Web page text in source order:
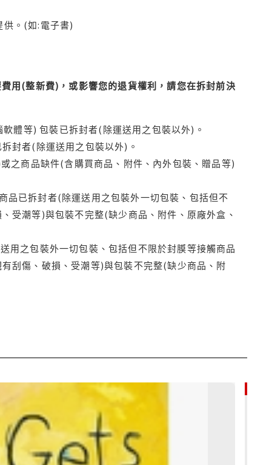
供。(如:電子書)
用(整新費)，或影響您的退貨權利，請您在拆封前決
體等) 包裝已拆封者(除運送用之包裝以外)。
封者(除運送用之包裝以外)。
之商品缺件(含購買商品、附件、內外包裝、贈品等)
品已拆封者(除運送用之包裝外一切包裝、包括但不
受潮等)與包裝不完整(缺少商品、附件、原廠外盒、
用之包裝外一切包裝、包括但不限於封膜等接觸商品
刮傷、破損、受潮等)與包裝不完整(缺少商品、附